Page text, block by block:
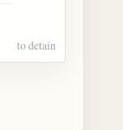
to detain